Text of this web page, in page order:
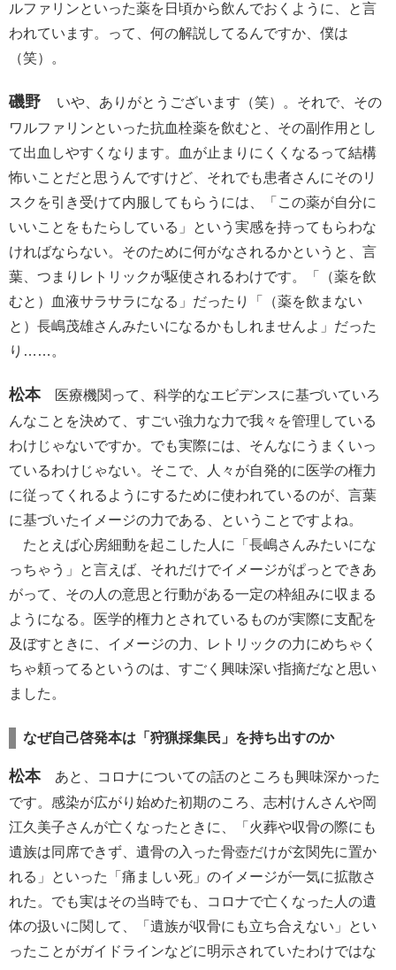
ルファリンといった薬を日頃から飲んでおくように、と言
われています。って、何の解説してるんですか、僕は
（笑）。
磯野
いや、ありがとうございます（笑）。それで、その
ワルファリンといった抗血栓薬を飲むと、その副作用とし
て出血しやすくなります。血が止まりにくくなるって結構
怖いことだと思うんですけど、それでも患者さんにそのリ
スクを引き受けて内服してもらうには、「この薬が自分に
いいことをもたらしている」という実感を持ってもらわな
ければならない。そのために何がなされるかというと、言
葉、つまりレトリックが駆使されるわけです。「（薬を飲
むと）血液サラサラになる」だったり「（薬を飲まない
と）長嶋茂雄さんみたいになるかもしれませんよ」だった
り……。
松本医療機関って、科学的なエビデンスに基づいていろ
んなことを決めて、すごい強力な力で我々を管理している
わけじゃないですか。でも実際には、そんなにうまくいっ
ているわけじゃない。そこで、人々が自発的に医学の権力
に従ってくれるようにするために使われているのが、言葉
に基づいたイメージの力である、ということですよね。
たとえば心房細動を起こした人に「長嶋さんみたいにな
っちゃう」と言えば、それだけでイメージがぱっとできあ
がって、その人の意思と行動がある一定の枠組みに収まる
ようになる。医学的権力とされているものが実際に支配を
及ぼすときに、イメージの力、レトリックの力にめちゃく
ちゃ頼ってるというのは、すごく興味深い指摘だなと思い
ました。
なぜ自己啓発本は「狩猟採集民」を持ち出すのか
松本あと、コロナについての話のところも興味深かった
です。感染が広がり始めた初期のころ、志村けんさんや岡
江久美子さんが亡くなったときに、「火葬や収骨の際にも
遺族は同席できず、遺骨の入った骨壺だけが玄関先に置か
れる」といった「痛ましい死」のイメージが一気に拡散さ
れた。でも実はその当時でも、コロナで亡くなった人の遺
体の扱いに関して、「遺族が収骨にも立ち合えない」とい
ったことがガイドラインなどに明示されていたわけではな